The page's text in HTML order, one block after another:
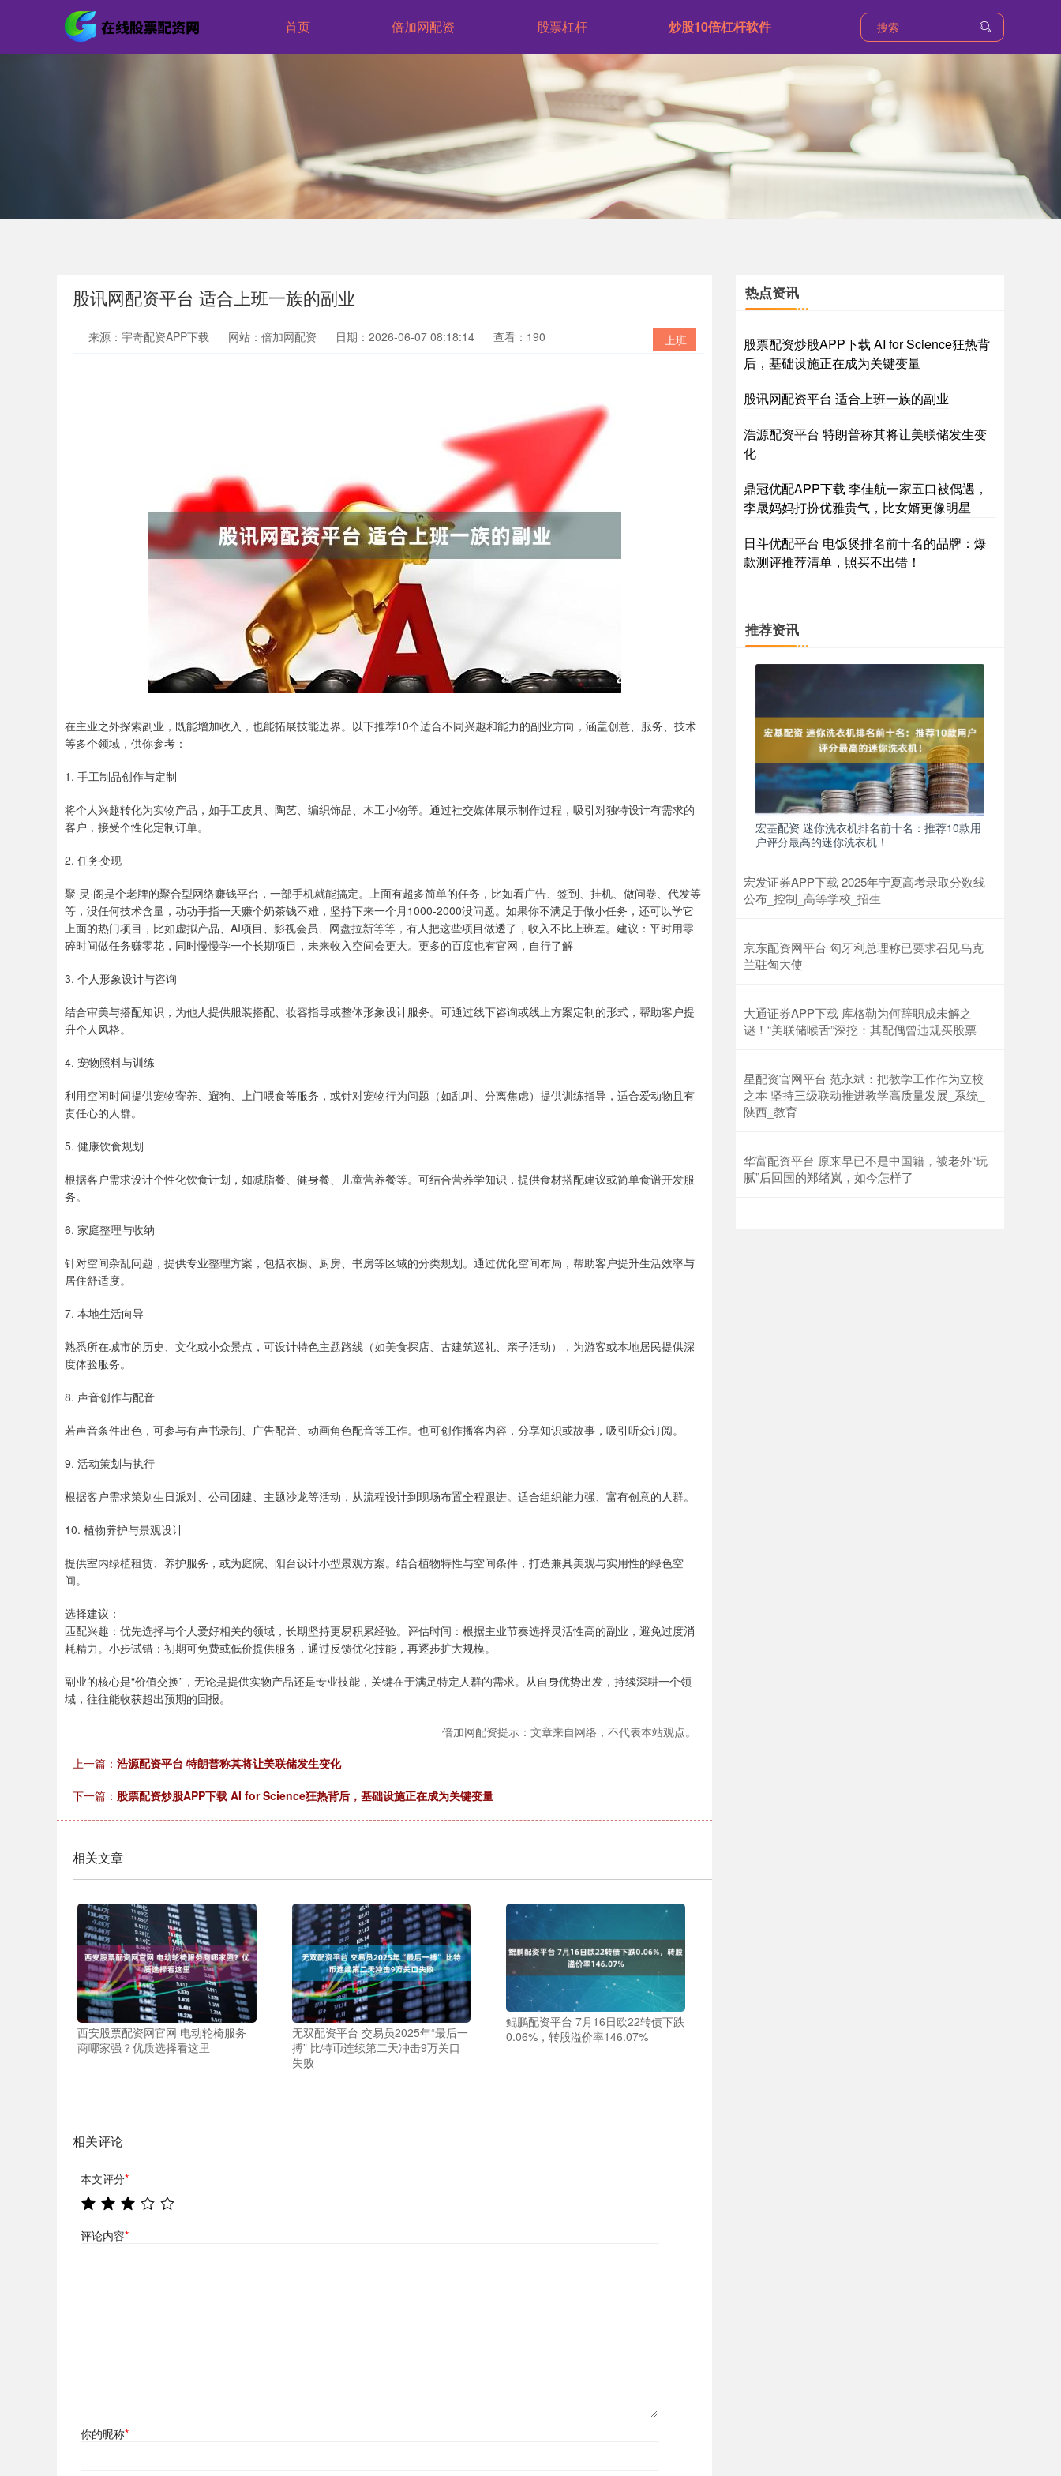
首页 倍加网配资 股票杠杆 炒股10倍杠杆软件
股讯网配资平台 适合上班一族的副业
上班
来源：宇奇配资APP下载 网站：倍加网配资 日期：2026-06-07 08:18:14 查看：190
在主业之外探索副业，既能增加收入，也能拓展技能边界。以下推荐10个适合不同兴趣和能力的副业方向，涵盖创意、服务、技术
等多个领域，供你参考：
1. 手工制品创作与定制
将个人兴趣转化为实物产品，如手工皮具、陶艺、编织饰品、木工小物等。通过社交媒体展示制作过程，吸引对独特设计有需求的
客户，接受个性化定制订单。
2. 任务变现
聚·灵·阁是个老牌的聚合型网络赚钱平台，一部手机就能搞定。上面有超多简单的任务，比如看广告、签到、挂机、做问卷、代发等
等，没任何技术含量，动动手指一天赚个奶茶钱不难，坚持下来一个月1000-2000没问题。如果你不满足于做小任务，还可以学它
上面的热门项目，比如虚拟产品、AI项目、影视会员、网盘拉新等等，有人把这些项目做透了，收入不比上班差。建议：平时用零
碎时间做任务赚零花，同时慢慢学一个长期项目，未来收入空间会更大。更多的百度也有官网，自行了解
3. 个人形象设计与咨询
结合审美与搭配知识，为他人提供服装搭配、妆容指导或整体形象设计服务。可通过线下咨询或线上方案定制的形式，帮助客户提
升个人风格。
4. 宠物照料与训练
利用空闲时间提供宠物寄养、遛狗、上门喂食等服务，或针对宠物行为问题（如乱叫、分离焦虑）提供训练指导，适合爱动物且有
责任心的人群。
5. 健康饮食规划
根据客户需求设计个性化饮食计划，如减脂餐、健身餐、儿童营养餐等。可结合营养学知识，提供食材搭配建议或简单食谱开发服
务。
6. 家庭整理与收纳
针对空间杂乱问题，提供专业整理方案，包括衣橱、厨房、书房等区域的分类规划。通过优化空间布局，帮助客户提升生活效率与
居住舒适度。
7. 本地生活向导
熟悉所在城市的历史、文化或小众景点，可设计特色主题路线（如美食探店、古建筑巡礼、亲子活动），为游客或本地居民提供深
度体验服务。
8. 声音创作与配音
若声音条件出色，可参与有声书录制、广告配音、动画角色配音等工作。也可创作播客内容，分享知识或故事，吸引听众订阅。
9. 活动策划与执行
根据客户需求策划生日派对、公司团建、主题沙龙等活动，从流程设计到现场布置全程跟进。适合组织能力强、富有创意的人群。
10. 植物养护与景观设计
提供室内绿植租赁、养护服务，或为庭院、阳台设计小型景观方案。结合植物特性与空间条件，打造兼具美观与实用性的绿色空
间。
选择建议：
匹配兴趣：优先选择与个人爱好相关的领域，长期坚持更易积累经验。评估时间：根据主业节奏选择灵活性高的副业，避免过度消
耗精力。小步试错：初期可免费或低价提供服务，通过反馈优化技能，再逐步扩大规模。
副业的核心是“价值交换”，无论是提供实物产品还是专业技能，关键在于满足特定人群的需求。从自身优势出发，持续深耕一个领
域，往往能收获超出预期的回报。
倍加网配资提示：文章来自网络，不代表本站观点。
上一篇： 浩源配资平台 特朗普称其将让美联储发生变化
下一篇： 股票配资炒股APP下载 AI for Science狂热背后，基础设施正在成为关键变量
相关文章
西安股票配资网官网 电动轮椅服务
商哪家强？优质选择看这里
无双配资平台 交易员2025年“最后一
搏” 比特币连续第二天冲击9万关口
失败
鲲鹏配资平台 7月16日欧22转债下跌
0.06%，转股溢价率146.07%
相关评论
本文评分*
评论内容*
你的昵称*
热点资讯
股票配资炒股APP下载 AI for Science狂热背
后，基础设施正在成为关键变量
股讯网配资平台 适合上班一族的副业
浩源配资平台 特朗普称其将让美联储发生变
化
鼎冠优配APP下载 李佳航一家五口被偶遇，
李晟妈妈打扮优雅贵气，比女婿更像明星
日斗优配平台 电饭煲排名前十名的品牌：爆
款测评推荐清单，照买不出错！
推荐资讯
宏基配资 迷你洗衣机排名前十名：推荐10款用
户评分最高的迷你洗衣机！
宏发证券APP下载 2025年宁夏高考录取分数线
公布_控制_高等学校_招生
京东配资网平台 匈牙利总理称已要求召见乌克
兰驻匈大使
大通证券APP下载 库格勒为何辞职成未解之
谜！“美联储喉舌”深挖：其配偶曾违规买股票
星配资官网平台 范永斌：把教学工作作为立校
之本 坚持三级联动推进教学高质量发展_系统_
陕西_教育
华富配资平台 原来早已不是中国籍，被老外“玩
腻”后回国的郑绪岚，如今怎样了